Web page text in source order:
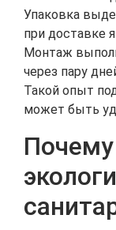
Упаковка
при доставке
Монтаж
через пару
Такой опыт
может быть